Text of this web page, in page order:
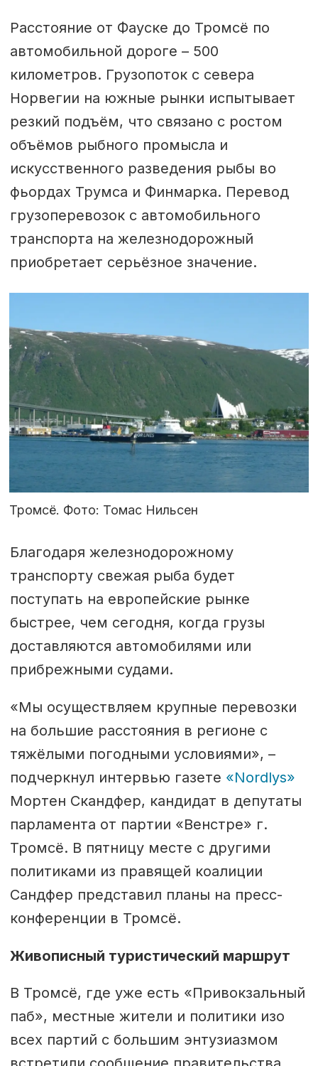
Расстояние от Фауске до Тромсё по
автомобильной дороге – 500
километров. Грузопоток с севера
Норвегии на южные рынки испытывает
резкий подъём, что связано с ростом
объёмов рыбного промысла и
искусственного разведения рыбы во
фьордах Трумса и Финмарка. Перевод
грузоперевозок с автомобильного
транспорта на железнодорожный
приобретает серьёзное значение.
Тромсё. Фото: Томас Нильсен
Благодаря железнодорожному
транспорту свежая рыба будет
поступать на европейские рынке
быстрее, чем сегодня, когда грузы
доставляются автомобилями или
прибрежными судами.
«Мы осуществляем крупные перевозки
на большие расстояния в регионе с
тяжёлыми погодными условиями», –
подчеркнул интервью газете «Nordlys»
Мортен Скандфер, кандидат в депутаты
парламента от партии «Венстре» г.
Тромсё. В пятницу месте с другими
политиками из правящей коалиции
Сандфер представил планы на пресс-
конференции в Тромсё.
Живописный туристический маршрут
В Тромсё, где уже есть «Привокзальный
паб», местные жители и политики изо
всех партий с большим энтузиазмом